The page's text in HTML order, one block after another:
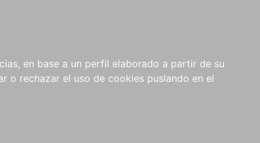
en base a un perfil elaborado a partir de su
o rechazar el uso de cookies puslando en el
NOVEDADES NOTICIAS
COMPRAS
INSTITUCIONALES